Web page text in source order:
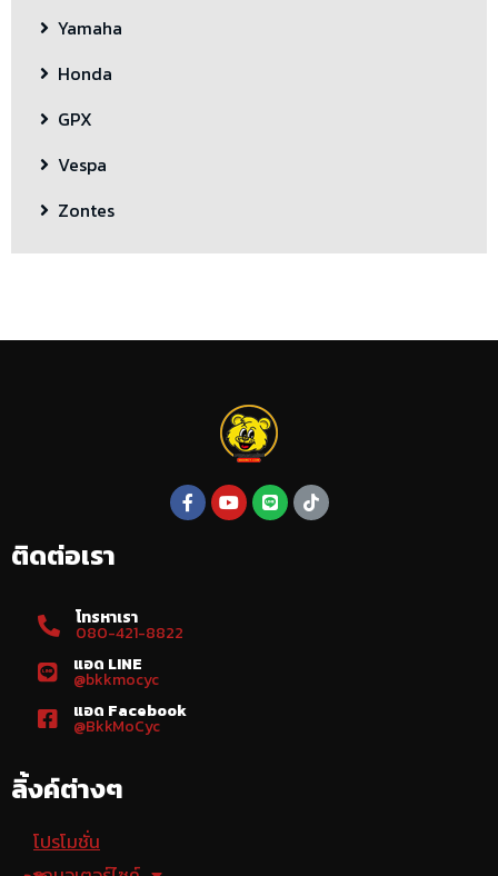
Yamaha
Honda
GPX
Vespa
Zontes
ติดต่อเรา
โทรหาเรา
080-421-8822
แอด LINE
@bkkmocyc
แอด Facebook
@BkkMoCyc
ลิ้งค์ต่างๆ
โปรโมชั่น